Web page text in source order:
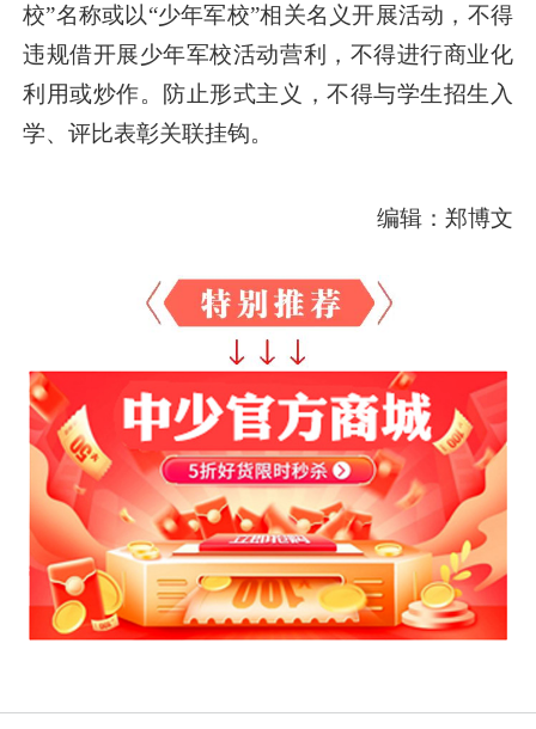
校”名称或以“少年军校”相关名义开展活动，不得
违规借开展少年军校活动营利，不得进行商业化
利用或炒作。防止形式主义，不得与学生招生入
学、评比表彰关联挂钩。
编辑：郑博文